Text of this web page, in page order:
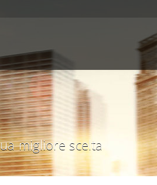
migliore scelta